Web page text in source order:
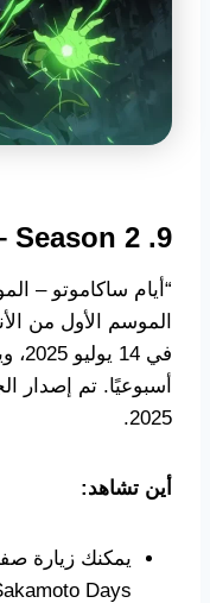
9. Sakamoto Days – Season 2
“أيام ساكاموتو –
أسبوعيًا. تم إصدار
2025.
أين تشاهد:
Days.